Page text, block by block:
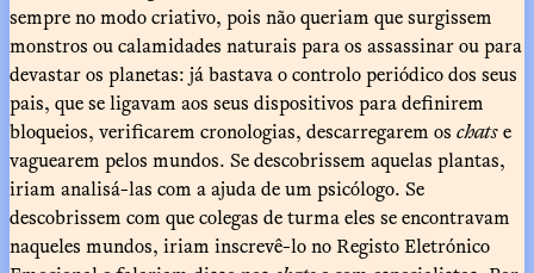
sempre no modo criativo, pois não queriam que surgissem
monstros ou calamidades naturais para os assassinar ou para
devastar os planetas: já bastava o controlo periódico dos seus
pais, que se ligavam aos seus dispositivos para definirem
bloqueios, verificarem cronologias, descarregarem os chatse
vaguearem pelos mundos. Se descobrissem aquelas plantas,
iriam analisá-las com a ajuda de um psicólogo. Se
descobrissem com que colegas de turma eles se encontravam
naqueles mundos, iriam inscrevê-lo no Registo Eletrónico